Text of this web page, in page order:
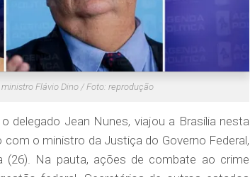
Flávio Dino / Foto: reprodução
delegado Jean Nunes, viajou a Brasília nesta
com o ministro da Justiça do Governo Federal,
(26). Na pauta, ações de combate ao crime